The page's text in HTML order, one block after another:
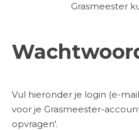
Grasmeester
Vul hieronder je login (e-
voor je Grasmeester-
opvragen'.